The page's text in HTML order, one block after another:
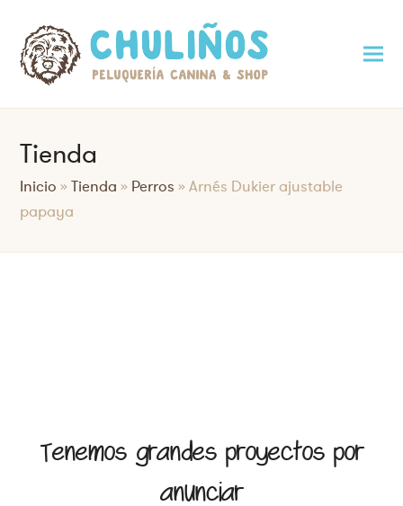
Tienda
Inicio »Tienda » Perros »Arnés Dukier ajustable
papaya
Tenemos grandes proyectos por
anunciar